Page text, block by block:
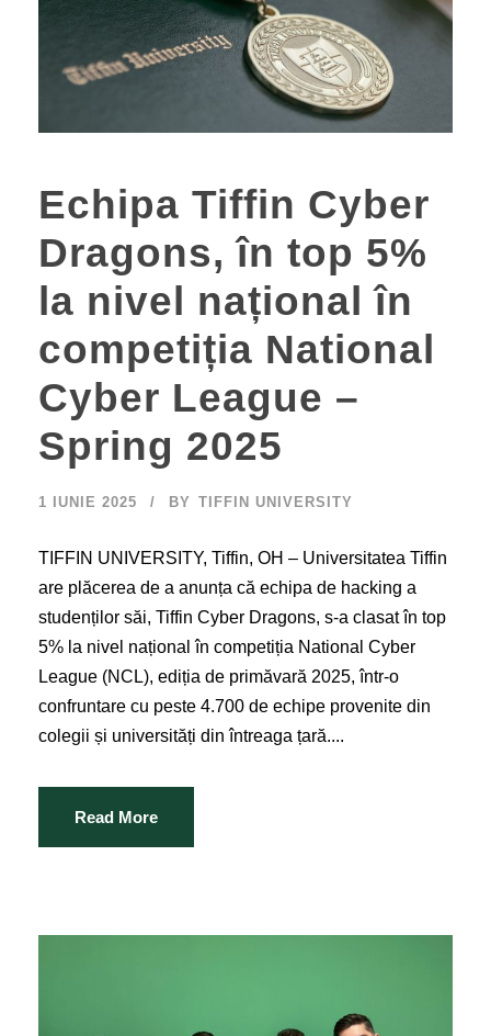
Echipa Tiffin Cyber
Dragons, în top 5%
la nivel național în
competiția National
Cyber League –
Spring 2025
1 IUNIE 2025 BY TIFFIN UNIVERSITY
TIFFIN UNIVERSITY, Tiffin, OH – Universitatea Tiffin
are plăcerea de a anunța că echipa de hacking a
studenților săi, Tiffin Cyber Dragons, s-a clasat în top
5% la nivel național în competiția National Cyber
League (NCL), ediția de primăvară 2025, într-o
confruntare cu peste 4.700 de echipe provenite din
colegii și universități din întreaga țară....
Read More